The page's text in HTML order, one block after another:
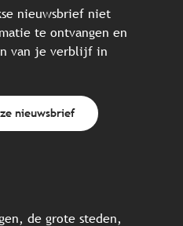
nieuwsbrief niet
te ontvangen en
van je verblijf in
nieuwsbrief
de grote steden,